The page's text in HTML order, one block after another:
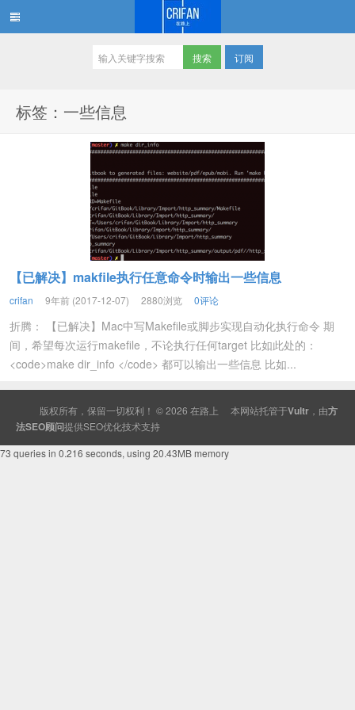
订阅
标签：一些信息
【已解决】makfile执行任意命令时输出一些信息
crifan 9年前 (2017-12-07) 2880浏览 0评论
折腾： 【已解决】Mac中写Makefile或脚步实现自动化执行命令 期
间，希望每次运行makefile，不论执行任何target 比如此处的：
<code>make dir_info </code> 都可以输出一些信息 比如...
版权所有，保留一切权利！ © 2026 在路上 本网站托管于Vultr ，由方
法SEO顾问提供SEO优化技术支持
73 queries in 0.216 seconds, using 20.43MB memory